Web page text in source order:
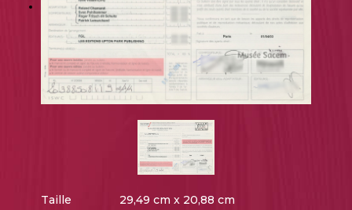
Taille
29,49 cm x 20,88 cm